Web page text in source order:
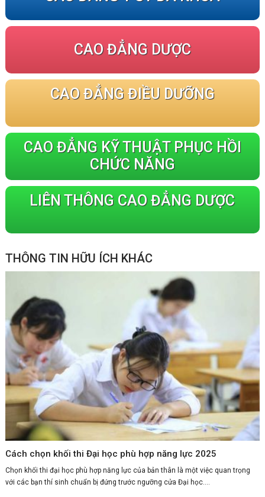
CAO ĐẲNG DƯỢC
CAO ĐẲNG ĐIỀU DƯỠNG
CAO ĐẲNG KỸ THUẬT PHỤC HỒI
CHỨC NĂNG
LIÊN THÔNG CAO ĐẲNG DƯỢC
THÔNG TIN HỮU ÍCH KHÁC
Cách chọn khối thi Đại học phù hợp năng lực 2025
Chọn khối thi đại học phù hợp năng lực của bản thân là một việc quan trọng
với các bạn thí sinh chuẩn bị đứng trước ngưỡng cửa Đại học....